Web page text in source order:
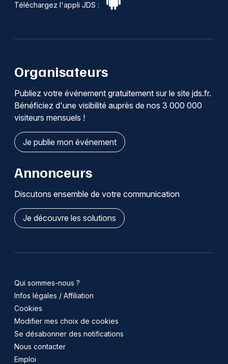
Téléchargez l'appli JDS :
Organisateurs
Publiez votre événement gratuitement sur le site jds.fr.
Bénéficiez d'une visibilité auprès de nos 3 000 000
visiteurs mensuels !
Je publie mon événement
Annonceurs
Discutons ensemble de votre communication
Je découvre les solutions
Qui sommes-nous ?
Infos légales / Affiliation
Cookies
Modifier mes choix de cookies
Se désabonner des notifications
Nous contacter
Emploi